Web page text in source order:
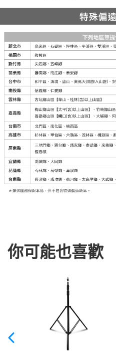
你可能也喜歡